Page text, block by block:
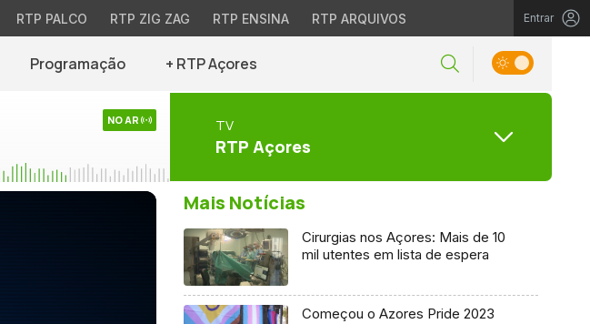
RTP PALCO RTP ZIG ZAG RTP ENSINA RTP ARQUIVOS Entrar
Programação + RTP Açores
NO AR TV
RTP Açores
Mais Notícias
Cirurgias nos Açores: Mais de 10
mil utentes em lista de espera
Começou o Azores Pride 2023